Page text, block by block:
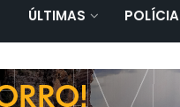
ÚLTIMAS POLÍCIA